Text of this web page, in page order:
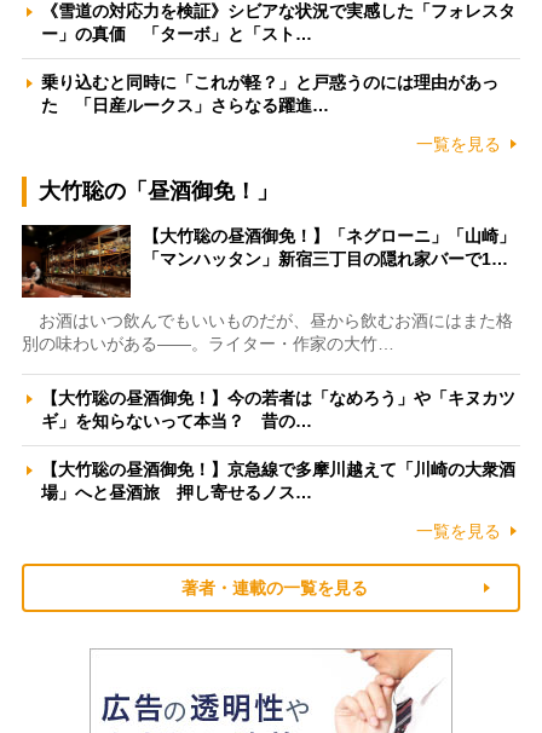
《雪道の対応力を検証》シビアな状況で実感した「フォレスタ
ー」の真価 「ターボ」と「スト…
乗り込むと同時に「これが軽？」と戸惑うのには理由があっ
た 「日産ルークス」さらなる躍進…
一覧を見る
大竹聡の「昼酒御免！」
【大竹聡の昼酒御免！】「ネグローニ」「山崎」
「マンハッタン」新宿三丁目の隠れ家バーで1…
お酒はいつ飲んでもいいものだが、昼から飲むお酒にはまた格
別の味わいがある――。ライター・作家の大竹…
【大竹聡の昼酒御免！】今の若者は「なめろう」や「キヌカツ
ギ」を知らないって本当？ 昔の…
【大竹聡の昼酒御免！】京急線で多摩川越えて「川崎の大衆酒
場」へと昼酒旅 押し寄せるノス…
一覧を見る
著者・連載の一覧を見る